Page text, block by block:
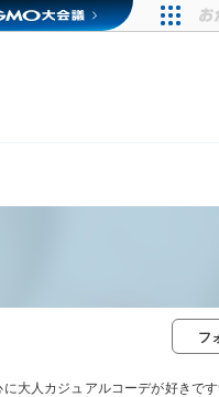
フ
大人カジュアルコーデが好きで